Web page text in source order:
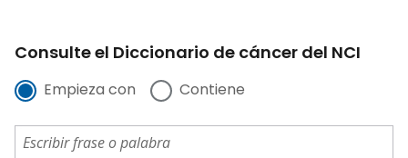
Consulte el Diccionario de cáncer del NCI
Empieza con Contiene